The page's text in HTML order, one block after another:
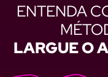
ENTENDA
LARGUE O